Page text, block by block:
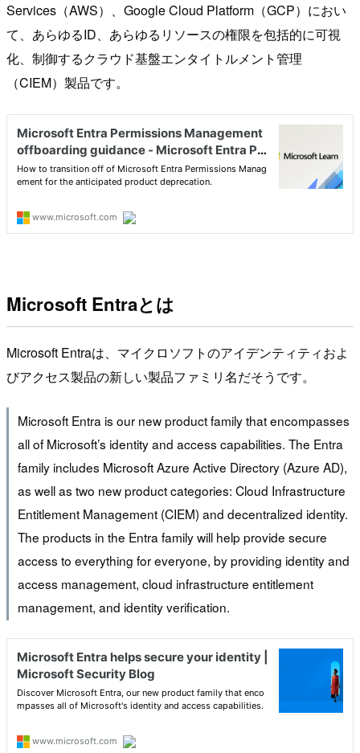
Services（AWS）、Google Cloud Platform（GCP）におい
て、あらゆるID、あらゆるリソースの権限を包括的に可視
化、制御するクラウド基盤エンタイトルメント管理
（CIEM）製品です。
Microsoft Entraとは
Microsoft Entraは、マイクロソフトのアイデンティティおよ
びアクセス製品の新しい製品ファミリ名だそうです。
Microsoft Entra is our new product family that encompasses
all of Microsoft’s identity and access capabilities. The Entra
family includes Microsoft Azure Active Directory (Azure AD),
as well as two new product categories: Cloud Infrastructure
Entitlement Management (CIEM) and decentralized identity.
The products in the Entra family will help provide secure
access to everything for everyone, by providing identity and
access management, cloud infrastructure entitlement
management, and identity verification.